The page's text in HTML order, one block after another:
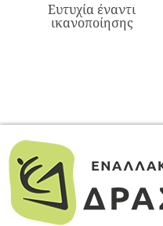
Ευτυχία έναντι
ικανοποίησης